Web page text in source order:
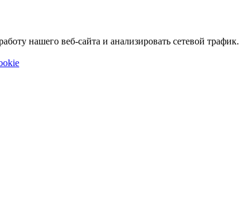
нашего веб-сайта и анализировать сетевой трафик.